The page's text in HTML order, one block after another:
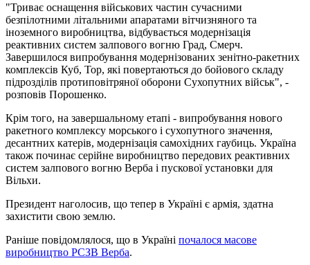
"Триває оснащення військових частин сучасними
безпілотними літальними апаратами вітчизняного та
іноземного виробництва, відбувається модернізація
реактивних систем залпового вогню Град, Смерч.
Завершилося випробування модернізованих зенітно-ракетних
комплексів Куб, Тор, які повертаються до бойового складу
підрозділів протиповітряної оборони Сухопутних військ", -
розповів Порошенко.
Крім того, на завершальному етапі - випробування нового
ракетного комплексу морського і сухопутного значення,
десантних катерів, модернізація самохідних гаубиць. Україна
також починає серійне виробництво передових реактивних
систем залпового вогню Верба і пускової установки для
Вільхи.
Президент наголосив, що тепер в Україні є армія, здатна
захистити свою землю.
Раніше повідомлялося, що в Україні почалося масове
виробництво РСЗВ Верба.